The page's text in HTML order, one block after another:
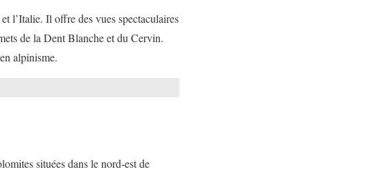
l’Italie. Il offre des vues spectaculaires
de la Dent Blanche et du Cervin.
alpinisme.
situées dans le nord-est de